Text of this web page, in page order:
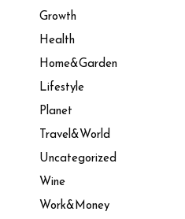
Growth
Health
Home&Garden
Lifestyle
Planet
Travel&World
Uncategorized
Wine
Work&Money